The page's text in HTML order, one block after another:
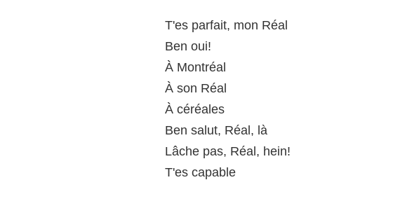
T'es parfait, mon Réal
Ben oui!
À Montréal
À son Réal
À céréales
Ben salut, Réal, là
Lâche pas, Réal, hein!
T'es capable